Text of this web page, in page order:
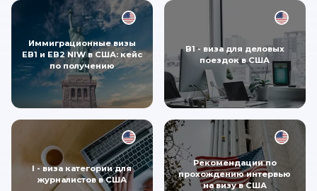
Иммиграционные визы
EB1 и EB2 NIW в США: кейс
по получению
B1 - виза для деловых
поездок в США
I - виза категории для
журналистов в США
Рекомендации по
прохождению интервью
на визу в США